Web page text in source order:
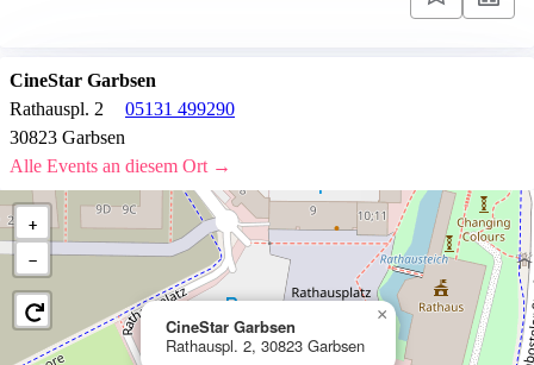
CineStar Garbsen
Rathauspl. 2
30823 Garbsen
05131 499290
Alle Events an diesem Ort →
CineStar Garbsen
Rathauspl. 2, 30823 Garbsen
×
+
−